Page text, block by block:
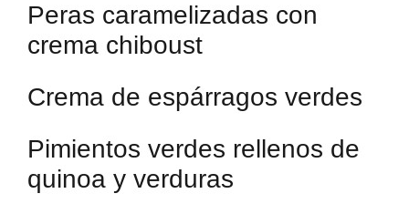
Peras caramelizadas con
crema chiboust
Crema de espárragos verdes
Pimientos verdes rellenos de
quinoa y verduras